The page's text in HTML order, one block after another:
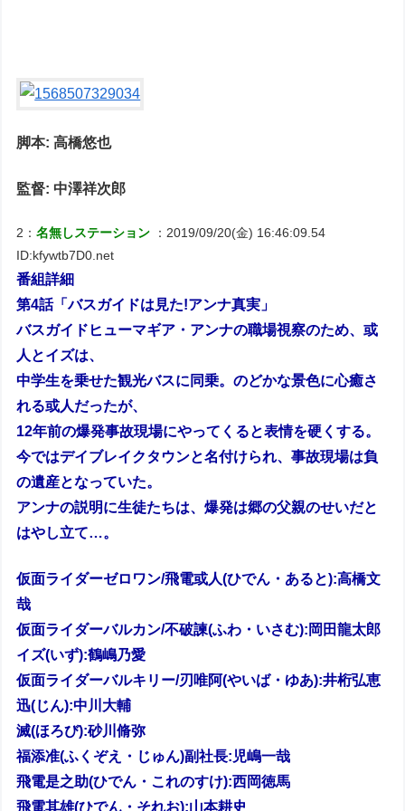
脚本: 高橋悠也
監督: 中澤祥次郎
2：名無しステーション
：2019/09/20(金) 16:46:09.54
ID:kfywtb7D0.net
番組詳細
第4話「バスガイドは見た!アンナ真実」
バスガイドヒューマギア・アンナの職場視察のため、或
人とイズは、
中学生を乗せた観光バスに同乗。のどかな景色に心癒さ
れる或人だったが、
12年前の爆発事故現場にやってくると表情を硬くする。
今ではデイブレイクタウンと名付けられ、事故現場は負
の遺産となっていた。
アンナの説明に生徒たちは、爆発は郷の父親のせいだと
はやし立て…。
仮面ライダーゼロワン/飛電或人(ひでん・あると):高橋文
哉
仮面ライダーバルカン/不破諫(ふわ・いさむ):岡田龍太郎
イズ(いず):鶴嶋乃愛
仮面ライダーバルキリー/刃唯阿(やいば・ゆあ):井桁弘恵
迅(じん):中川大輔
滅(ほろび):砂川脩弥
福添准(ふくぞえ・じゅん)副社長:児嶋一哉
飛電是之助(ひでん・これのすけ):西岡徳馬
飛電其雄(ひでん・それお):山本耕史